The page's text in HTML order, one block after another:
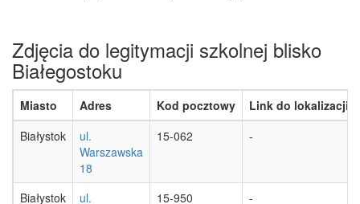
Zdjęcia do legitymacji szkolnej blisko
Białegostoku
Miasto Adres Kod pocztowy
Link do lokalizacji
Białystok
ul.
Warszawska
18
15-062 -
Białystok
ul.
15-950 -